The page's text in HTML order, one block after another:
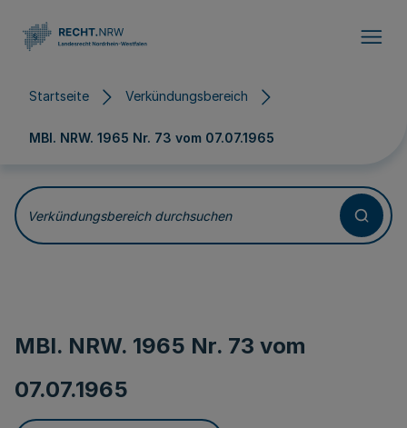
Startseite Verkündungsbereich
MBl. NRW. 1965 Nr. 73 vom 07.07.1965
Verkündungsbereich durchsuchen
MBl. NRW. 1965 Nr. 73 vom
07.07.1965